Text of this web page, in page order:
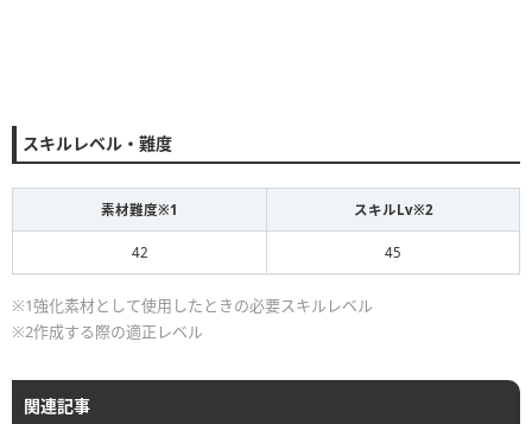
スキルレベル・難度
素材難度※1 スキルLv※2
42 45
※1強化素材として使用したときの必要スキルレベル
※2作成する際の適正レベル
関連記事